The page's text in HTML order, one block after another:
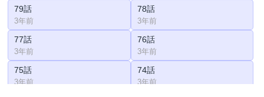
79話
3年前
78話
3年前
77話
3年前
76話
3年前
75話
3年前
74話
3年前